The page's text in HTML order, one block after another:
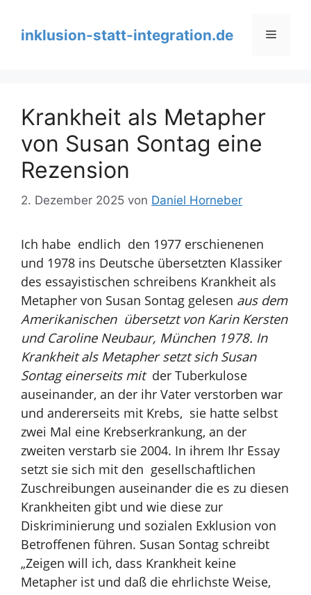
springeninklusion-statt-integration.de Menü
Krankheit als Metapher
von Susan Sontag eine
Rezension
2. Dezember 2025 von Daniel Horneber
Ich habe endlich den 1977 erschienenen
und 1978 ins Deutsche übersetzten Klassiker
des essayistischen schreibens Krankheit als
Metapher von Susan Sontag gelesen aus dem
Amerikanischen übersetzt von Karin Kersten
und Caroline Neubaur, München 1978. In
Krankheit als Metapher setzt sich Susan
Sontag einerseits mit der Tuberkulose
auseinander, an der ihr Vater verstorben war
und andererseits mit Krebs, sie hatte selbst
zwei Mal eine Krebserkrankung, an der
zweiten verstarb sie 2004. In ihrem Ihr Essay
setzt sie sich mit den gesellschaftlichen
Zuschreibungen auseinander die es zu diesen
Krankheiten gibt und wie diese zur
Diskriminierung und sozialen Exklusion von
Betroffenen führen. Susan Sontag schreibt
„Zeigen will ich, dass Krankheit keine
Metapher ist und daß die ehrlichste Weise,